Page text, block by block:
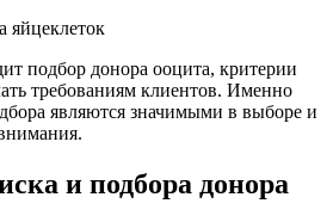
яйцеклеток
подбор донора ооцита, критерии
требованиям клиентов. Именно
являются значимыми в выборе и
и подбора донора